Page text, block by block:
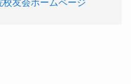
校友会ホームページ